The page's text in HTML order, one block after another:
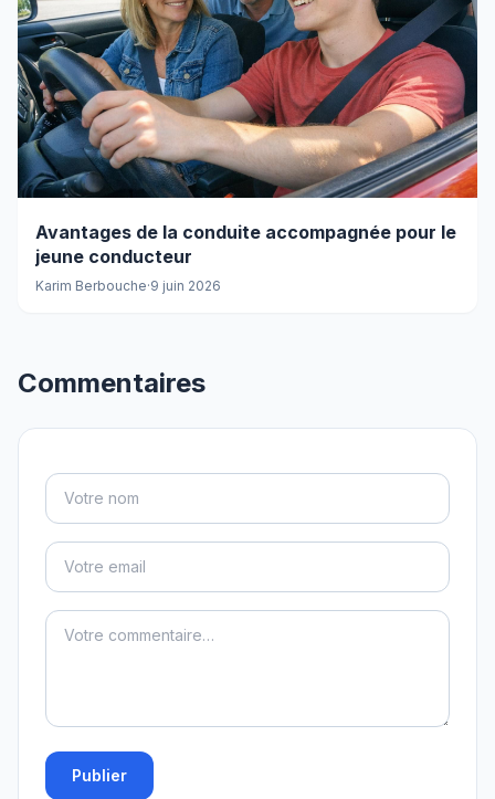
Avantages de la conduite accompagnée pour le
jeune conducteur
Karim Berbouche·9 juin 2026
Commentaires
Publier